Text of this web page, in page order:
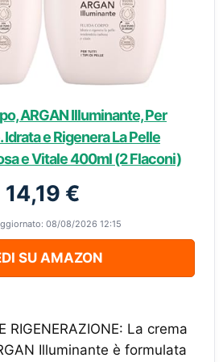
ARGAN Illuminante, Per
e Rigenera La Pelle
e Vitale 400ml (2 Flaconi)
14,19 €
08/08/2026 12:15
SU AMAZON
RIGENERAZIONE: La crema
Illuminante è formulata